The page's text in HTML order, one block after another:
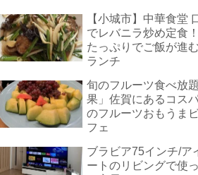
【小城市】中華食堂
でレバニラ炒め定食
たっぷりでご飯が進
ランチ
旬のフルーツ食べ放
果」佐賀にあるコス
のフルーツおもうま
フェ
ブラビア75インチ/ア
ートのリビングで使